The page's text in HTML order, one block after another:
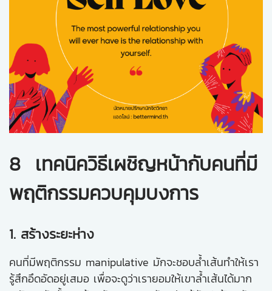
8 เทคนิควิธีเผชิญหน้ากับคนที่มี
พฤติกรรมควบคุมบงการ
1. สร้างระยะห่าง
คนที่มีพฤติกรรม manipulative มักจะชอบล้ำเส้นทำให้เรา
รู้สึกอึดอัดอยู่เสมอ เพื่อจะดูว่าเรายอมให้เขาล้ำเส้นได้มาก